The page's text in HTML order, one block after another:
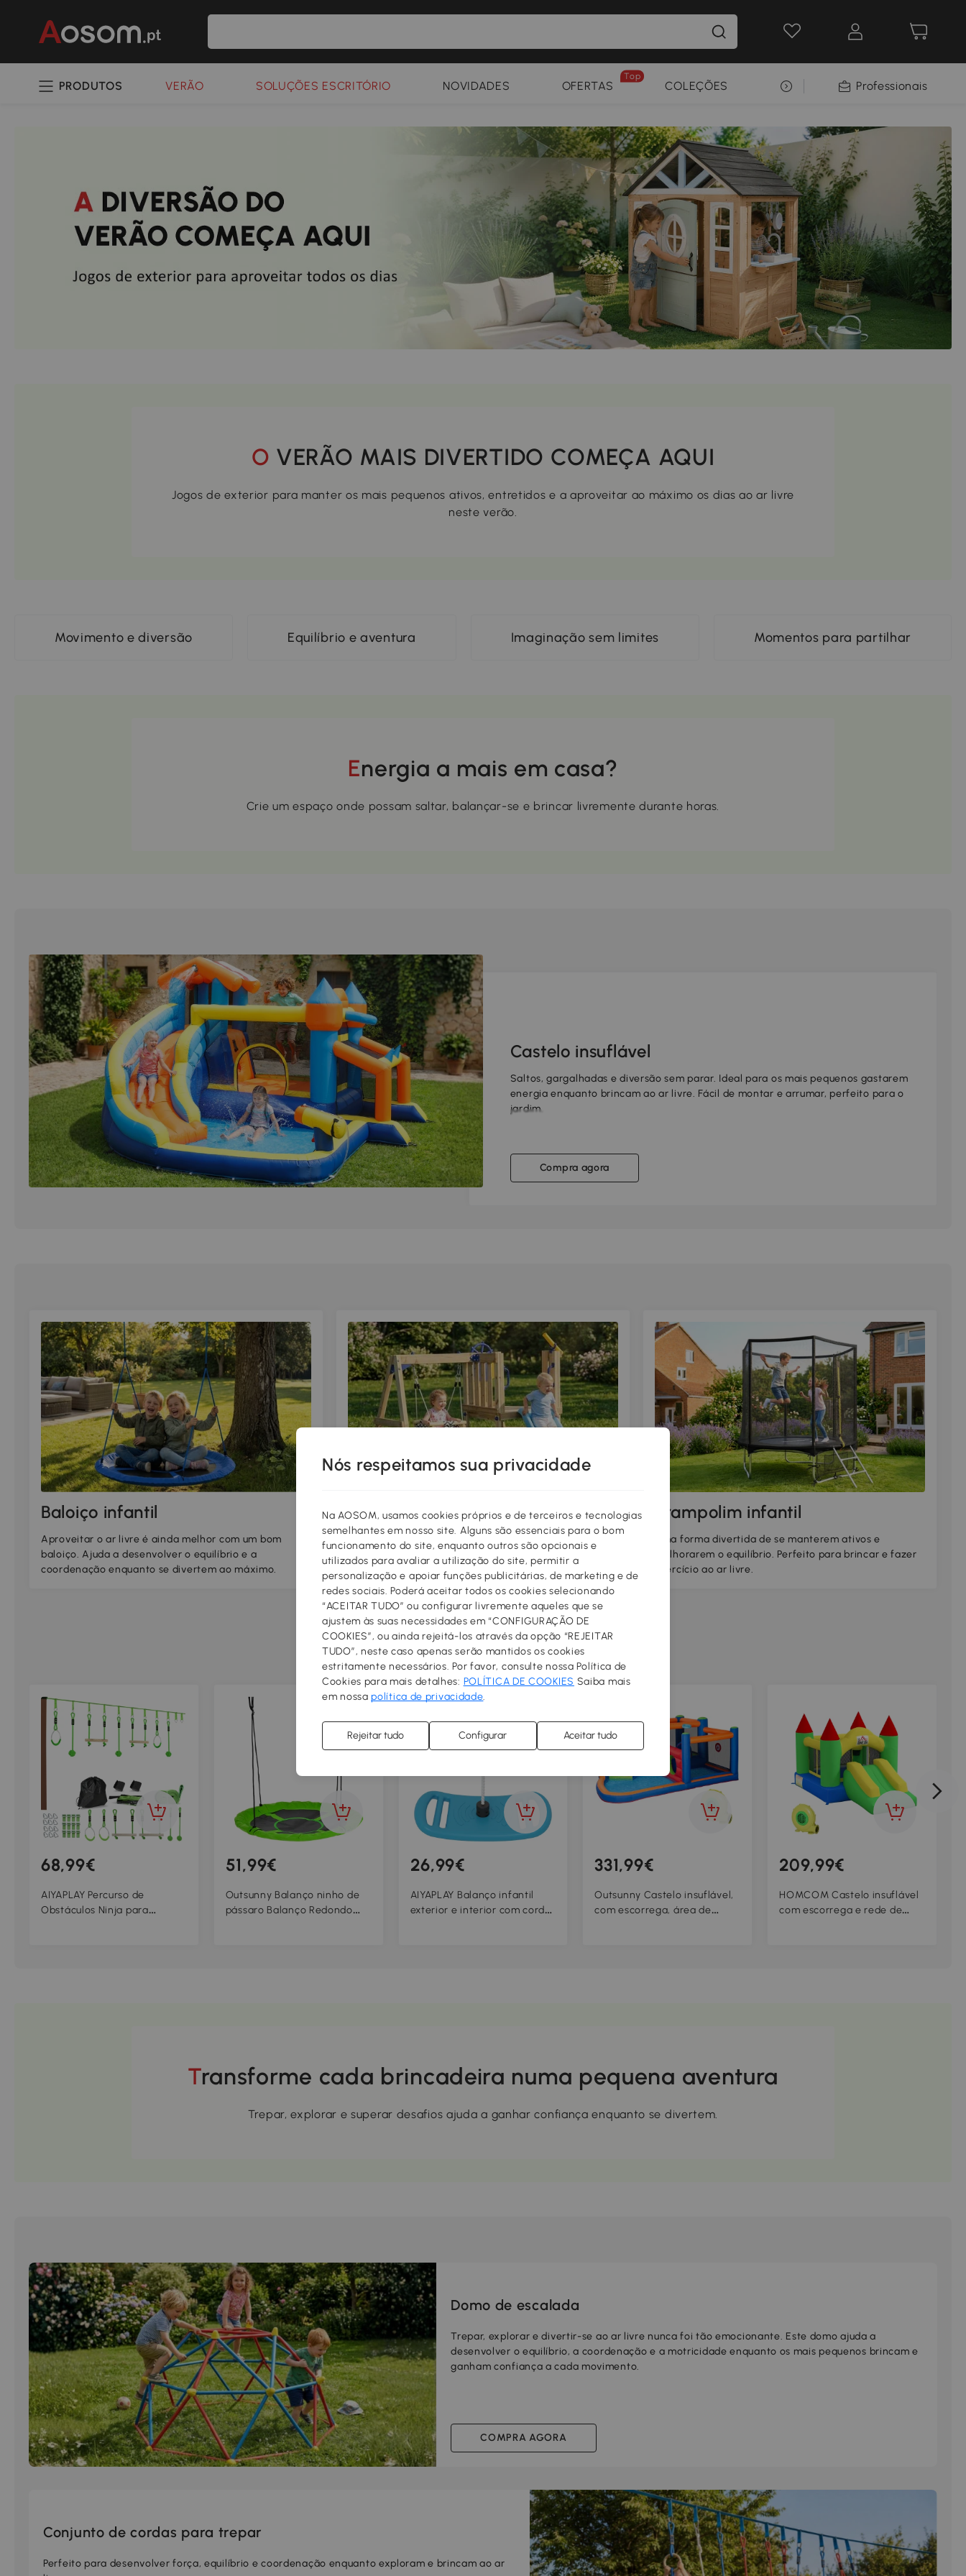
PRODUTOS VERÃO SOLUÇÕES ESCRITÓRIO NOVIDADES OFERTAS
Top
COLEÇÕES SELEÇÃO PREMIUMProfessionais
O VERÃO MAIS DIVERTIDO COMEÇA AQUI
Jogos de exterior para manter os mais pequenos ativos, entretidos e a aproveitar ao máximo os dias ao ar livre
neste verão.
Movimento e diversão Equilíbrio e aventura Imaginação sem limites Momentos para partilhar
Energia a mais em casa?
Crie um espaço onde possam saltar, balançar-se e brincar livremente durante horas.
Castelo insuflável
Saltos, gargalhadas e diversão sem parar. Ideal para os mais pequenos gastarem
energia enquanto brincam ao ar livre. Fácil de montar e arrumar, perfeito para o
jardim.
Compra agora
Baloiço infantil
Aproveitar o ar livre é ainda melhor com um bom
baloiço. Ajuda a desenvolver o equilíbrio e a
coordenação enquanto se divertem ao máximo.
Conjunto de baloiço e escorrega
Dois dos jogos preferidos num só espaço. Baloiçar,
deslizar e brincar sem parar enquanto desenvolvem a
coordenação e a motricidade.
Trampolim infantil
Uma forma divertida de se manterem ativos e
melhorarem o equilíbrio. Perfeito para brincar e fazer
exercício ao ar livre.
DESCUBRA MAIS
68,99€
AIYAPLAY Percurso de
Obstáculos Ninja para
51,99€
Outsunny Balanço ninho de
pássaro Balanço Redondo
26,99€
AIYAPLAY Balanço infantil
exterior e interior com corda
331,99€
Outsunny Castelo insuflável,
com escorrega, área de
209,99€
HOMCOM Castelo insuflável
com escorrega e rede de
Transforme cada brincadeira numa pequena aventura
Trepar, explorar e superar desafios ajuda a ganhar confiança enquanto se divertem.
Domo de escalada
Trepar, explorar e divertir-se ao ar livre nunca foi tão emocionante. Este domo ajuda a
desenvolver o equilíbrio, a coordenação e a motricidade enquanto os mais pequenos brincam e
ganham confiança a cada movimento.
COMPRA AGORA
Conjunto de cordas para trepar
Perfeito para desenvolver força, equilíbrio e coordenação enquanto exploram e brincam ao ar
Nós respeitamos sua privacidade
Na AOSOM, usamos cookies próprios e de terceiros e tecnologias
semelhantes em nosso site. Alguns são essenciais para o bom
funcionamento do site, enquanto outros são opcionais e
utilizados para avaliar a utilização do site, permitir a
personalização e apoiar funções publicitárias, de marketing e de
redes sociais. Poderá aceitar todos os cookies selecionando
“ACEITAR TUDO” ou configurar livremente aqueles que se
ajustem às suas necessidades em “CONFIGURAÇÃO DE
COOKIES”, ou ainda rejeitá-los através da opção “REJEITAR
TUDO”, neste caso apenas serão mantidos os cookies
estritamente necessários. Por favor, consulte nossa Política de
Cookies para mais detalhes: POLÍTICA DE COOKIES Saiba mais
em nossapolítica de privacidade.
Rejeitar tudo Configurar Aceitar tudo